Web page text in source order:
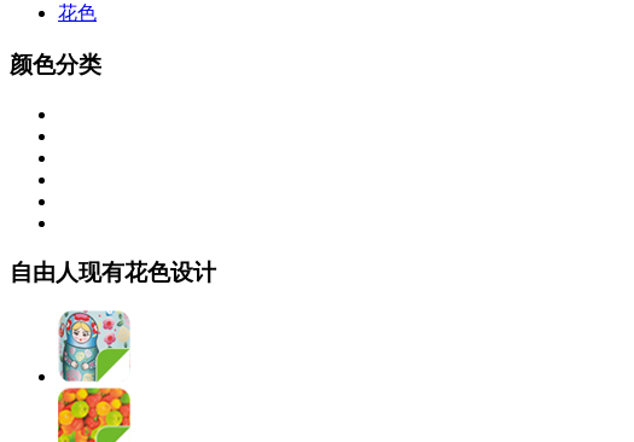
花色
颜色分类
自由人现有花色设计